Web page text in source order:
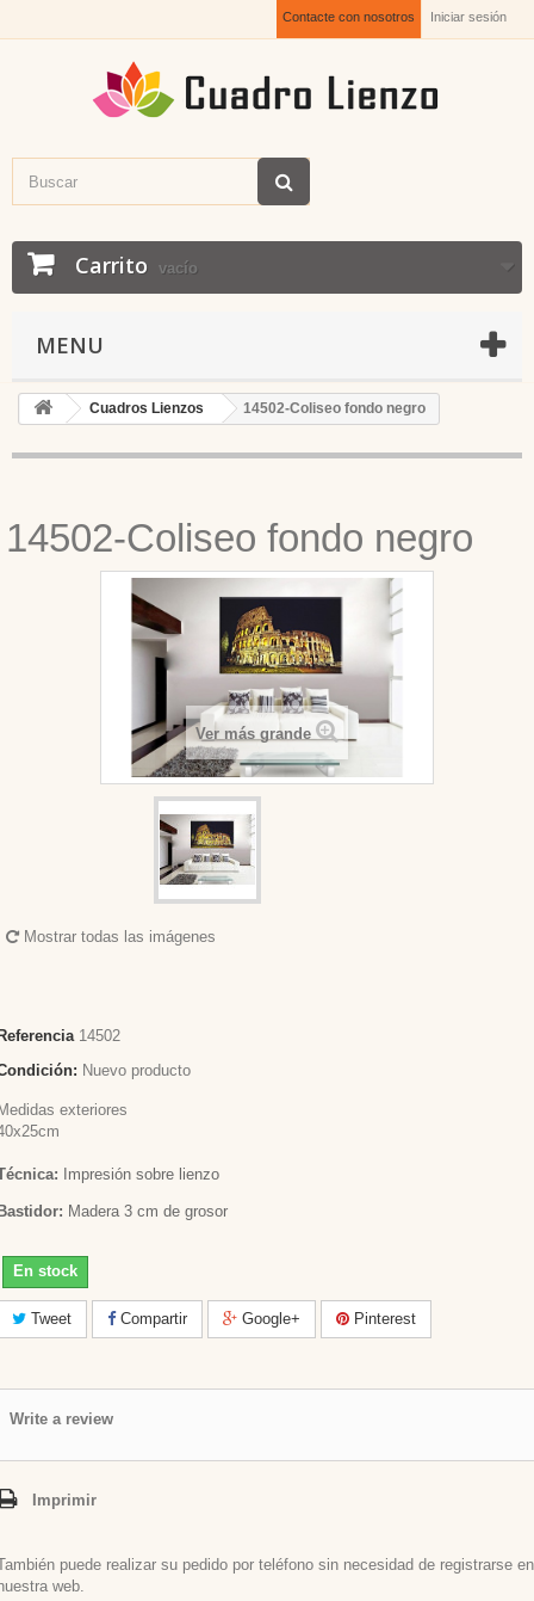
Iniciar sesión
Contacte con nosotros
Carrito vacío
MENU
Cuadros Lienzos 14502-Coliseo fondo negro
14502-Coliseo fondo negro
Ver más grande
Mostrar todas las imágenes
14502
Nuevo producto
exteriores
Impresión sobre lienzo
Madera 3 cm de grosor
En stock
Tweet Compartir Google+ Pinterest
Write a review
Imprimir
puede realizar su pedido por teléfono sin necesidad de registrarse en
web.